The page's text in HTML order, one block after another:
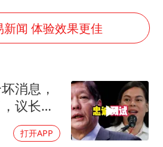
海地铁4条线路全线停运
5万小车卖不动 微型代步车集体遇冷
湖北启动重大气象灾害三级应急响应
大疆错失宇树
白海豚路径图
闻 体验效果更佳
消息，
议长反
打开APP